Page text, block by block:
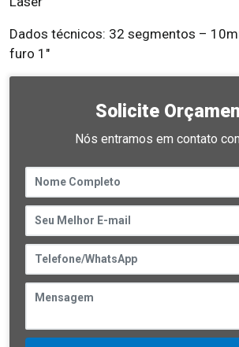
Dados técnicos: 32 segmentos –
furo 1″
Solicite
Nós entramos em contato